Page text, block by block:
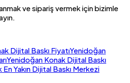
ve sipariş vermek için bizimle
Dijital Baskı FiyatıYenidoğan
Yenidoğan Konak Dijital Baskı
Yakın Dijital Baskı Merkezi